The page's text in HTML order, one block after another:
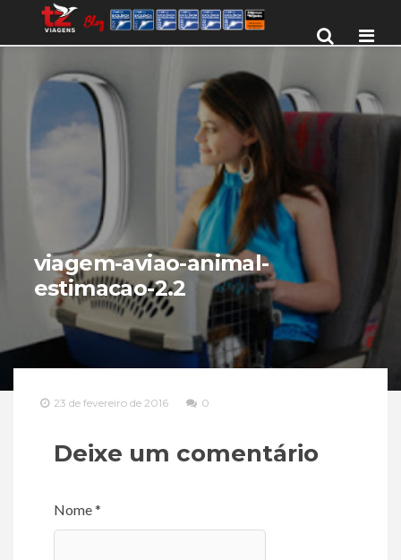
viagem-aviao-animal-
estimacao-2.2
23 de fevereiro de 2016 0
Deixe um comentário
Nome *